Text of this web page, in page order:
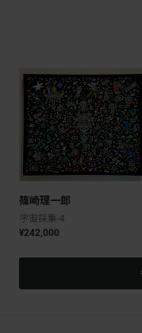
篠崎理一郎
宇宙採集-4
¥242,000